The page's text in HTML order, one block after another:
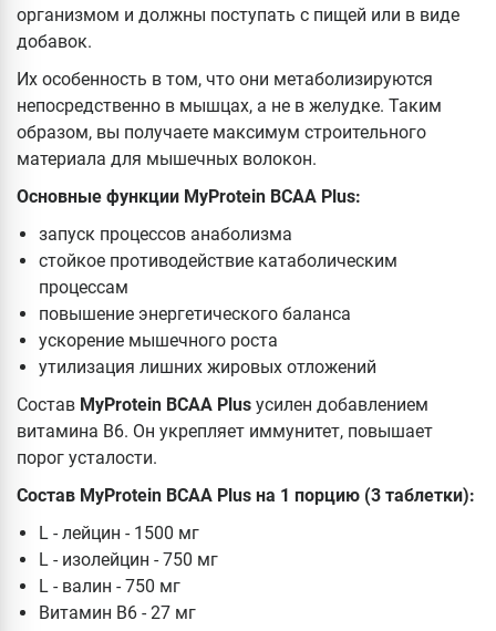
организмом и должны поступать с пищей или в виде
добавок.
Их особенность в том, что они метаболизируются
непосредственно в мышцах, а не в желудке. Таким
образом, вы получаете максимум строительного
материала для мышечных волокон.
Основные функции MyProtein BCAA Plus:
запуск процессов анаболизма
стойкое противодействие катаболическим
процессам
повышение энергетического баланса
ускорение мышечного роста
утилизация лишних жировых отложений
Состав MyProtein BCAA Plus усилен добавлением
витамина В6. Он укрепляет иммунитет, повышает
порог усталости.
Состав MyProtein BCAA Plus на 1 порцию (3 таблетки):
L - лейцин - 1500 мг
L - изолейцин - 750 мг
L - валин - 750 мг
Витамин B6 - 27 мг